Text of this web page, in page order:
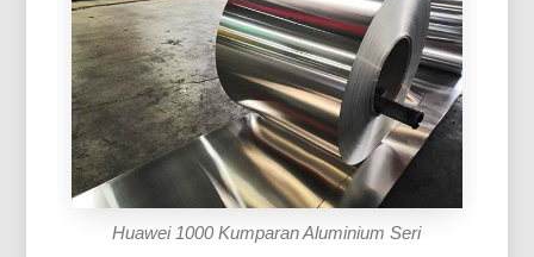
Huawei 1000 Kumparan Aluminium Seri